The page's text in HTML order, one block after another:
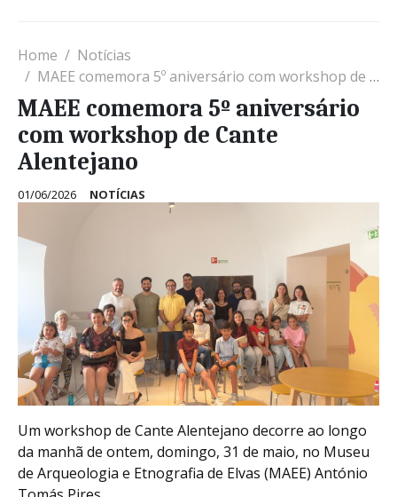
Home
Notícias
MAEE comemora 5º aniversário com workshop de Cante Alentejano
MAEE comemora 5º aniversário
com workshop de Cante
Alentejano
01/06/2026 NOTÍCIAS
Um workshop de Cante Alentejano decorre ao longo
da manhã de ontem, domingo, 31 de maio, no Museu
de Arqueologia e Etnografia de Elvas (MAEE) António